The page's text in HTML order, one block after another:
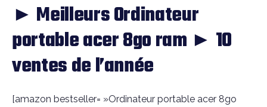
► Meilleurs Ordinateur
portable acer 8go ram ► 10
ventes de l’année
[amazon bestseller= »Ordinateur portable acer 8go